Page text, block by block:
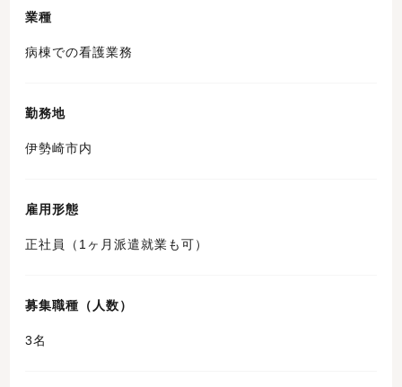
業種
病棟での看護業務
勤務地
伊勢崎市内
雇用形態
正社員（1ヶ月派遣就業も可）
募集職種（人数）
3名